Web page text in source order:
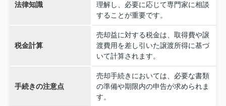
法律知識
理解し、必要に応じて専門家に相談
することが重要です。
税金計算
売却益に対する税金は、取得費や譲
渡費用を差し引いた譲渡所得に基づ
いて計算されます。
手続きの注意点
売却手続きにおいては、必要な書類
の準備や期限内の申告が求められま
す。